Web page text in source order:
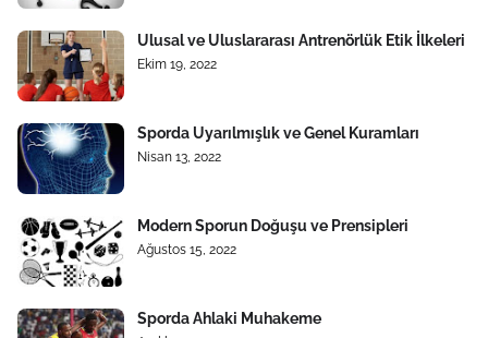
Ulusal ve Uluslararası Antrenörlük Etik İlkeleri
Ekim 19, 2022
Sporda Uyarılmışlık ve Genel Kuramları
Nisan 13, 2022
Modern Sporun Doğuşu ve Prensipleri
Ağustos 15, 2022
Sporda Ahlaki Muhakeme